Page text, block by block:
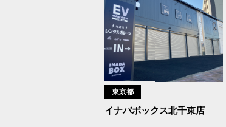
東京都
イナバボックス北千束店